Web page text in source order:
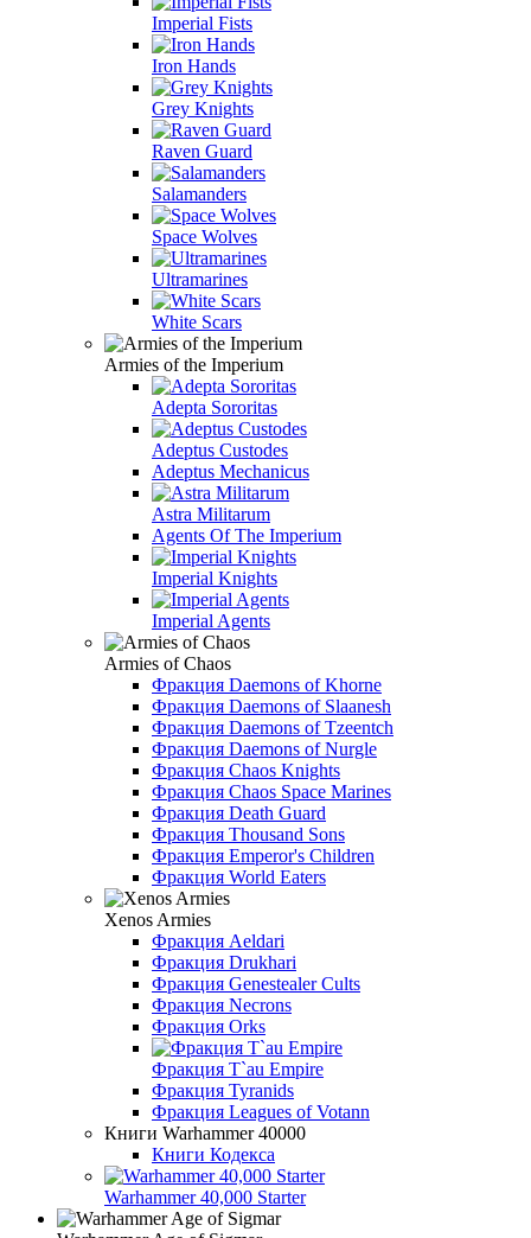
Imperial Fists
Iron Hands
Grey Knights
Raven Guard
Salamanders
Space Wolves
Ultramarines
White Scars
Armies of the Imperium
Adepta Sororitas
Adeptus Custodes
Adeptus Mechanicus
Astra Militarum
Agents Of The Imperium
Imperial Knights
Imperial Agents
Armies of Chaos
Фракция Daemons of Khorne
Фракция Daemons of Slaanesh
Фракция Daemons of Tzeentch
Фракция Daemons of Nurgle
Фракция Chaos Knights
Фракция Chaos Space Marines
Фракция Death Guard
Фракция Thousand Sons
Фракция Emperor's Children
Фракция World Eaters
Xenos Armies
Фракция Aeldari
Фракция Drukhari
Фракция Genestealer Cults
Фракция Necrons
Фракция Orks
Фракция T`au Empire
Фракция Tyranids
Фракция Leagues of Votann
Книги Warhammer 40000
Книги Кодекса
Warhammer 40,000 Starter